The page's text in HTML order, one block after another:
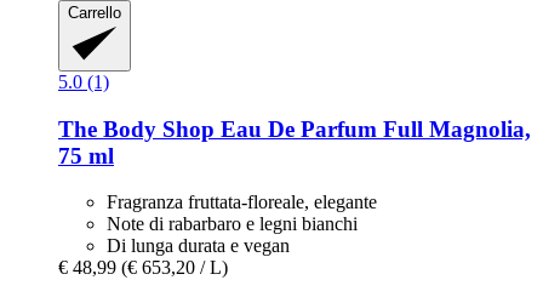
Carrello
5.0 (1)
The Body Shop Eau De Parfum Full Magnolia,
75 ml
Fragranza fruttata-floreale, elegante
Note di rabarbaro e legni bianchi
Di lunga durata e vegan
€ 48,99 (€ 653,20 / L)